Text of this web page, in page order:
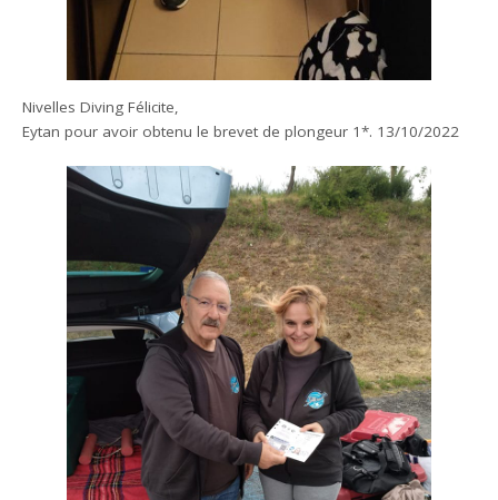
Nivelles Diving Félicite,
Eytan pour avoir obtenu le brevet de plongeur 1*. 13/10/2022